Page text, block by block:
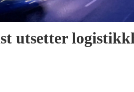
utsetter